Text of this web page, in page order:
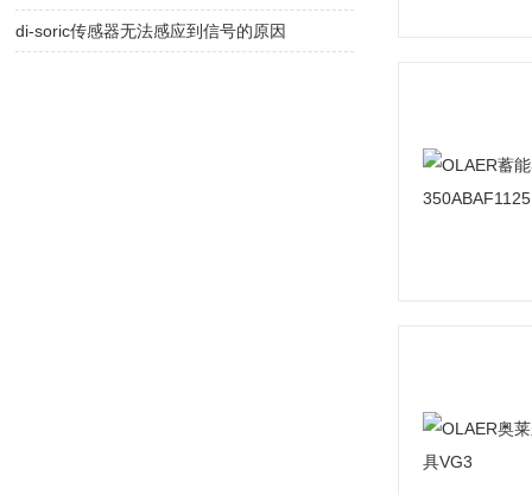
di-soric传感器无法感应到信号的原因